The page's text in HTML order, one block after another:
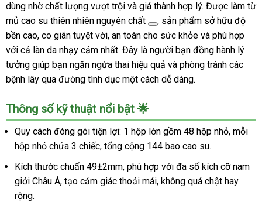
dùng nhờ chất lượng vượt trội và giá thành hợp lý. Được làm từ
mủ cao su thiên nhiên nguyên chất
, sản phẩm sở hữu độ
bền cao, co giãn tuyệt vời, an toàn cho sức khỏe và phù hợp
với cả làn da nhạy cảm nhất. Đây là người bạn đồng hành lý
tưởng giúp bạn ngăn ngừa thai hiệu quả và phòng tránh các
bệnh lây qua đường tình dục một cách dễ dàng.
Thông số kỹ thuật nổi bật 🌟
Quy cách đóng gói tiện lợi: 1 hộp lớn gồm 48 hộp nhỏ, mỗi
hộp nhỏ chứa 3 chiếc, tổng cộng 144 bao cao su.
Kích thước chuẩn 49±2mm, phù hợp với đa số kích cỡ nam
giới Châu Á, tạo cảm giác thoải mái, không quá chật hay
rộng.